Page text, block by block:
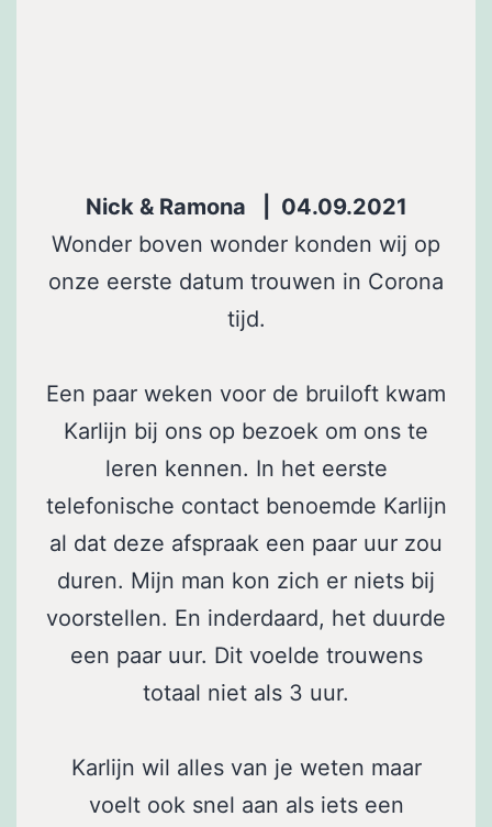
Nick & Ramona | 04.09.2021
Wonder boven wonder konden wij op
onze eerste datum trouwen in Corona
tijd.
Een paar weken voor de bruiloft kwam
Karlijn bij ons op bezoek om ons te
leren kennen. In het eerste
telefonische contact benoemde Karlijn
al dat deze afspraak een paar uur zou
duren. Mijn man kon zich er niets bij
voorstellen. En inderdaard, het duurde
een paar uur. Dit voelde trouwens
totaal niet als 3 uur.
Karlijn wil alles van je weten maar
voelt ook snel aan als iets een